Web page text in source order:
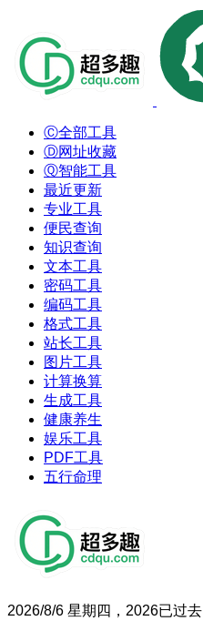
Ⓒ全部工具
Ⓓ网址收藏
Ⓠ智能工具
最近更新
专业工具
便民查询
知识查询
文本工具
密码工具
编码工具
格式工具
站长工具
图片工具
计算换算
生成工具
健康养生
娱乐工具
PDF工具
五行命理
2026/8/6 星期四，2026已过去